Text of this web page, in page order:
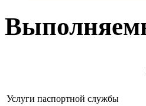
Услуги паспортной службы